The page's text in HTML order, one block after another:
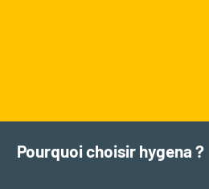
Pourquoi choisir hygena ?